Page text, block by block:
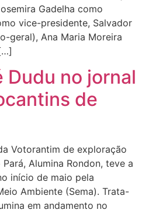
Gadelha como
vice-presidente, Salvador
geral), Ana Maria Moreira
Dudu no jornal
de
Votorantim de exploração
Alumina Rondon, teve a
início de maio pela
Ambiente (Sema). Trata-
em andamento no